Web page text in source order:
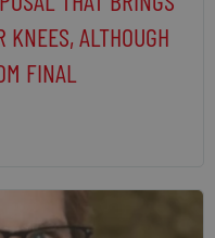
KNEES, ALTHOUGH
FINAL